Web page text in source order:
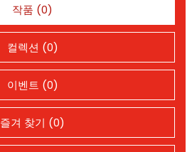
작품 (0)
컬렉션 (0)
이벤트 (0)
즐겨 찾기 (0)